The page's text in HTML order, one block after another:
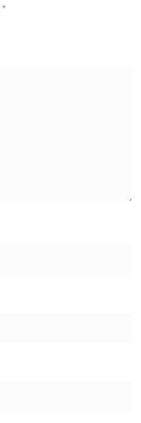
*